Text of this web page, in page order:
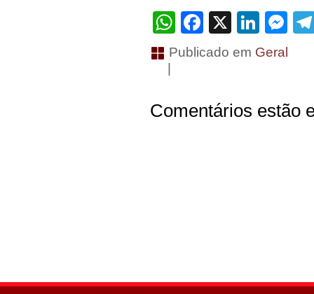
WhatsApp
Facebook
X
Publicado em Geral
Comentários estão